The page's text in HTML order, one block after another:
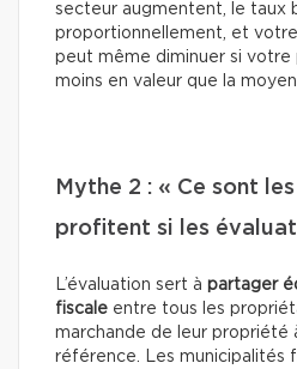
secteur augmentent, le taux
proportionnellement, et
peut même diminuer si votre
moins en valeur que la
Mythe 2 : « Ce sont
profitent si les
L’évaluation sert à partager
fiscale entre tous les
marchande de leur propriété
référence. Les municipalités